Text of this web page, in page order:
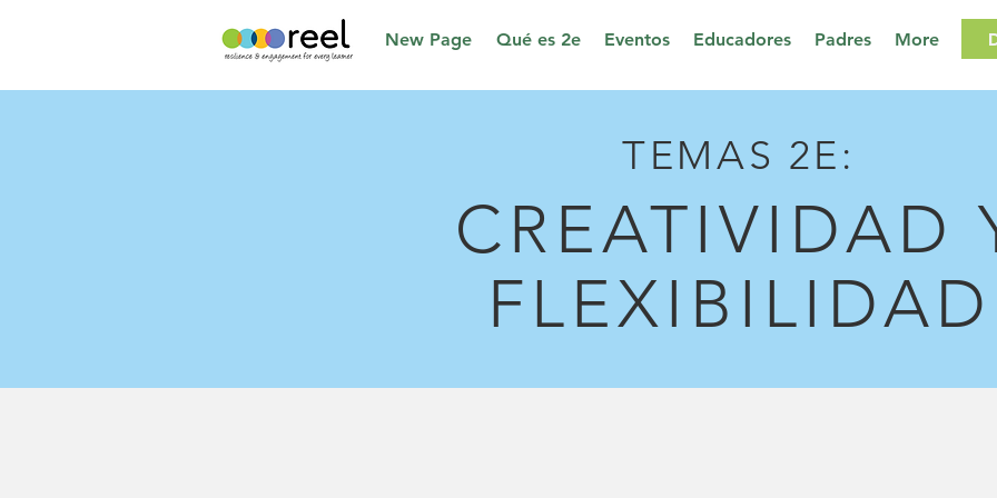
New Page Qué es 2e Eventos Educadores Padres More
TEMAS 2E:
CREATIVIDAD
FLEXIBILIDAD